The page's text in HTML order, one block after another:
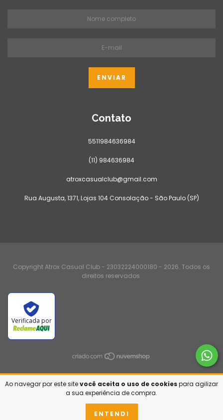
Ao navegar por este sitevocê aceita o uso de cookiespara agilizar
a sua experiência de compra.
ENTENDI
Contato
5511984636984
(11) 984636984
atroxcasualclub@gmail.com
Rua Augusta, 1371, Lojas 104 Consolação - São Paulo (SP)
Copyright Atrox Casual Club - 23032224000180 - 2026. Todos os
direitos reservados.
Verificada por